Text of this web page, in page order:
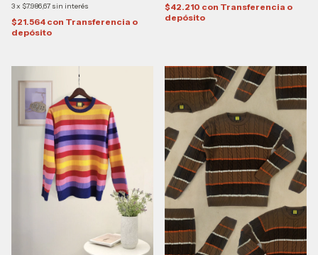
3x $7.986,67 sin interés
$21.564 con Transferencia o
depósito
$42.210 con Transferencia o
depósito